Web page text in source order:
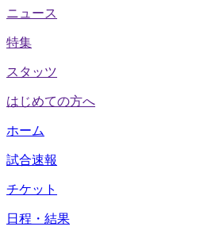
ニュース
特集
スタッツ
はじめての方へ
ホーム
試合速報
チケット
日程・結果